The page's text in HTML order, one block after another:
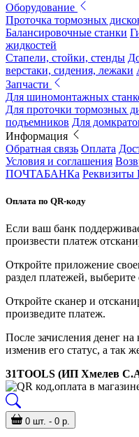
Оборудование
Проточка тормозных
Балансировочные станки
жидкостей
Стапели, стойки, стенды
верстаки, сидения, лежаки
Запчасти
Для шиномонтажных
Для проточки тормозных
подъемников Для
Информация
Обратная связь Оплата
Условия и соглашения
ПОЧТАБАНКа Реквизиты
Оплата по QR-коду
Если ваш банк
произвести платеж
Откройте приложение
раздел платежей,
Откройте сканер и
произведите платеж.
После зачисления денег
изменив его статус, а так
31TOOLS (ИП Хмелев
0 шт. - 0 р.